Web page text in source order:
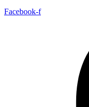
Facebook-f